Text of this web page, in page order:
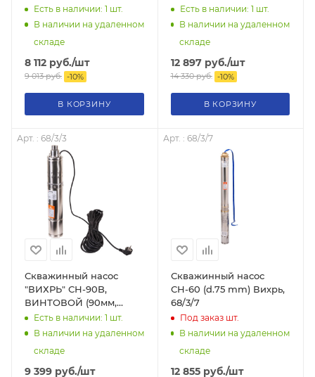
370Вт, 1500 л/час, 60
метров), 68/3/8
Есть в наличии: 1 шт.
В наличии на удаленном
складе
8 112 руб./шт
9 013руб. -10%
В КОРЗИНУ
(102мм, 750Вт, 2400 л/
час, 50 метров), 68/3/4
Есть в наличии: 1 шт.
В наличии на удаленном
складе
12 897руб./шт
14 330руб. -10%
В КОРЗИНУ
Арт. : 68/3/3
Скважинный насос
"ВИХРЬ" СН-90B,
ВИНТОВОЙ (90мм,
550Вт, 1500 л/час,
90метров), 68/3/3
Есть в наличии: 1 шт.
В наличии на удаленном
складе
9 399 руб./шт
Арт. : 68/3/7
Скважинный насос
СН-60 (d.75 mm) Вихрь,
68/3/7
Под заказшт.
В наличии на удаленном
складе
12 855руб./шт